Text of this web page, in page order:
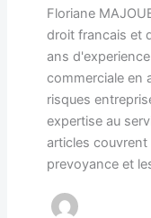
Floriane
droit francais et
ans
commerciale en
risques
expertise au
articles
prevoyance et